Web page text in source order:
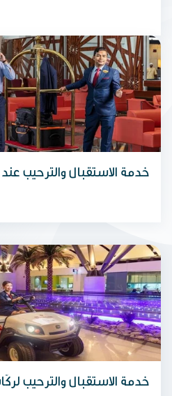
خدمة الاستقبال والترحيب
خدمة الاستقبال والترحيب